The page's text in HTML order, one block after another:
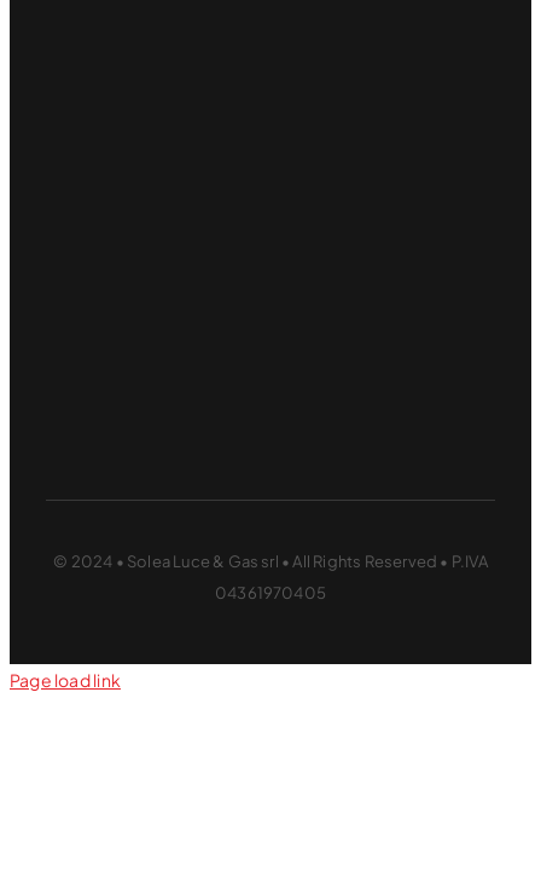
© 2024 • Solea Luce & Gas srl • All Rights Reserved • P.IVA
04361970405
Page load link